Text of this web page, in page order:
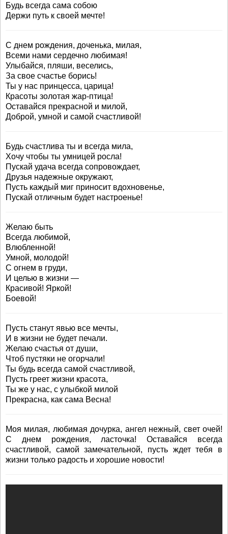
Будь всегда сама собою
Держи путь к своей мечте!
С днем рождения, доченька, милая,
Всеми нами сердечно любимая!
Улыбайся, пляши, веселись,
За свое счастье борись!
Ты у нас принцесса, царица!
Красоты золотая жар-птица!
Оставайся прекрасной и милой,
Доброй, умной и самой счастливой!
Будь счастлива ты и всегда мила,
Хочу чтобы ты умницей росла!
Пускай удача всегда сопровождает,
Друзья надежные окружают,
Пусть каждый миг приносит вдохновенье,
Пускай отличным будет настроенье!
Желаю быть
Всегда любимой,
Влюбленной!
Умной, молодой!
С огнем в груди,
И целью в жизни —
Красивой! Яркой!
Боевой!
Пусть станут явью все мечты,
И в жизни не будет печали.
Желаю счастья от души,
Чтоб пустяки не огорчали!
Ты будь всегда самой счастливой,
Пусть греет жизни красота,
Ты же у нас, с улыбкой милой
Прекрасна, как сама Весна!
Моя милая, любимая дочурка, ангел нежный, свет очей!
С днем рождения, ласточка! Оставайся всегда
счастливой, самой замечательной, пусть ждет тебя в
жизни только радость и хорошие новости!